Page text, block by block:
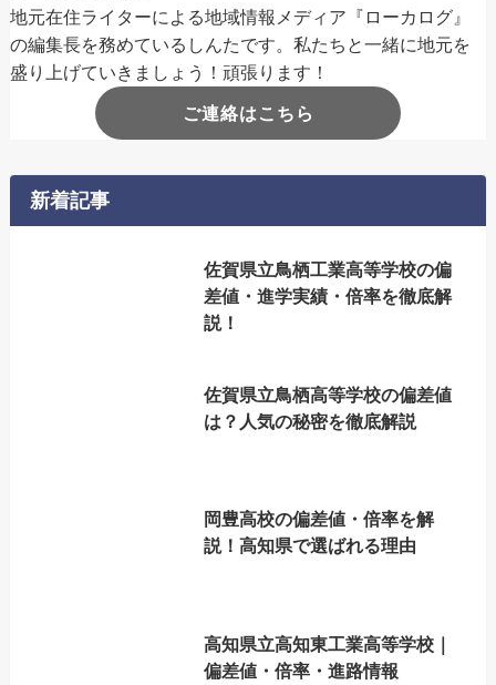
地元在住ライターによる地域情報メディア『ローカログ』
の編集長を務めているしんたです。私たちと一緒に地元を
盛り上げていきましょう！頑張ります！
ご連絡はこちら
新着記事
佐賀県立鳥栖工業高等学校の偏
差値・進学実績・倍率を徹底解
説！
佐賀県立鳥栖高等学校の偏差値
は？人気の秘密を徹底解説
岡豊高校の偏差値・倍率を解
説！高知県で選ばれる理由
高知県立高知東工業高等学校｜
偏差値・倍率・進路情報